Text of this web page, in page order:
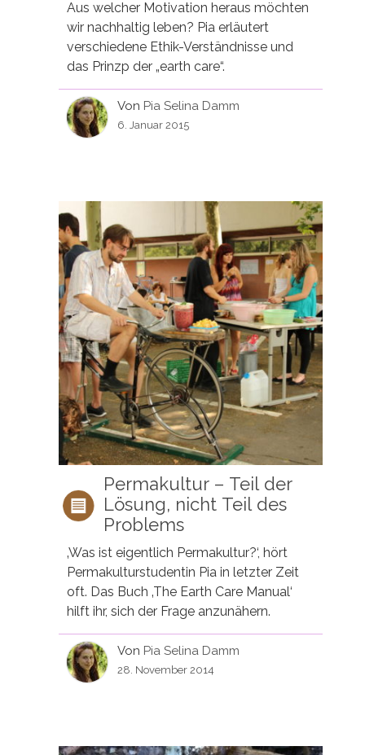
Aus welcher Motivation heraus möchten
wir nachhaltig leben? Pia erläutert
verschiedene Ethik-Verständnisse und
das Prinzp der „earth care“.
Von Pia Selina Damm
6. Januar 2015
Permakultur – Teil der
Lösung, nicht Teil des
Problems
‚Was ist eigentlich Permakultur?‘, hört
Permakulturstudentin Pia in letzter Zeit
oft. Das Buch ‚The Earth Care Manual‘
hilft ihr, sich der Frage anzunähern.
Von Pia Selina Damm
28. November 2014